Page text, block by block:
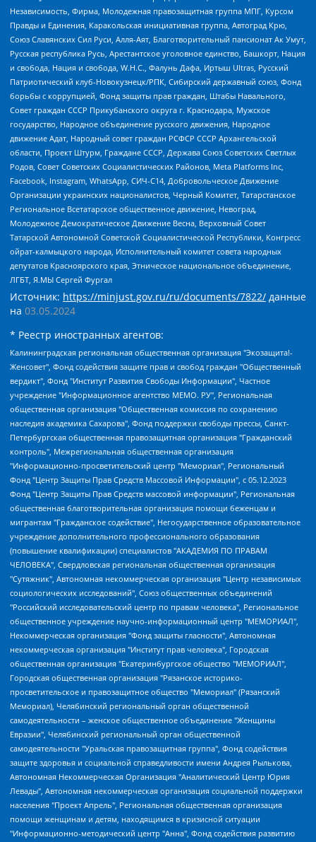
Независимость, Фирма, Молодежная правозащитная группа МПГ, Курсом
Правды и Единения, Каракольская инициативная группа, Автоград Крю,
Союз Славянских Сил Руси, Алля-Аят, Благотворительный пансионат Ак Умут,
Русская республика Русь, Арестантское уголовное единство, Башкорт, Нация
и свобода, Нация и свобода, W.H.С., Фалунь Дафа, Иртыш Ultras, Русский
Патриотический клуб-Новокузнецк/РПК, Сибирский державный союз, Фонд
борьбы с коррупцией, Фонд защиты прав граждан, Штабы Навального,
Совет граждан СССР Прикубанского округа г. Краснодара, Мужское
государство, Народное объединение русского движения, Народное
движение Адат, Народный совет граждан РСФСР СССР Архангельской
области, Проект Штурм, Граждане СССР, Держава Союз Советских Светлых
Родов, Совет Советских Социалистических Районов, Meta Platforms Inc,
Facebook, Instagram, WhatsApp, СИЧ-С14, Добровольческое Движение
Организации украинских националистов, Черный Комитет, Татарстанское
Региональное Всетатарское общественное движение, Невоград,
Молодежное Демократическое Движение Весна, Верховный Совет
Татарской Автономной Советской Социалистической Республики, Конгресс
ойрат-калмыцкого народа, Исполнительный комитет совета народных
депутатов Красноярского края, Этническое национальное объединение,
ЛГБТ, Я.МЫ Сергей Фургал
Источник: https://minjust.gov.ru/ru/documents/7822/ данные
на 03.05.2024
* Реестр иностранных агентов:
Калининградская региональная общественная организация "Экозащита!-Женсовет", Фонд содействия защите прав и свобод граждан "Общественный вердикт", Фонд "Институт Развития Свободы Информации", Частное учреждение "Информационное агентство МЕМО. РУ", Региональная общественная организация "Общественная комиссия по сохранению наследия академика Сахарова", Фонд поддержки свободы прессы, Санкт-Петербургская общественная правозащитная организация "Гражданский контроль", Межрегиональная общественная организация "Информационно-просветительский центр "Мемориал", Региональный Фонд "Центр Защиты Прав Средств Массовой Информации", с 05.12.2023 Фонд "Центр Защиты Прав Средств массовой информации", Региональная общественная благотворительная организация помощи беженцам и мигрантам "Гражданское содействие", Негосударственное образовательное учреждение дополнительного профессионального образования (повышение квалификации) специалистов "АКАДЕМИЯ ПО ПРАВАМ ЧЕЛОВЕКА", Свердловская региональная общественная организация "Сутяжник", Автономная некоммерческая организация "Центр независимых социологических исследований", Союз общественных объединений "Российский исследовательский центр по правам человека", Региональное общественное учреждение научно-информационный центр "МЕМОРИАЛ", Некоммерческая организация "Фонд защиты гласности", Автономная некоммерческая организация "Институт прав человека", Городская общественная организация "Екатеринбургское общество "МЕМОРИАЛ", Городская общественная организация "Рязанское историко-просветительское и правозащитное общество "Мемориал" (Рязанский Мемориал), Челябинский региональный орган общественной самодеятельности – женское общественное объединение "Женщины Евразии", Челябинский региональный орган общественной самодеятельности "Уральская правозащитная группа", Фонд содействия защите здоровья и социальной справедливости имени Андрея Рылькова, Автономная Некоммерческая Организация "Аналитический Центр Юрия Левады", Автономная некоммерческая организация социальной поддержки населения "Проект Апрель", Региональная общественная организация помощи женщинам и детям, находящимся в кризисной ситуации "Информационно-методический центр "Анна", Фонд содействия развитию массовых коммуникаций и правовому просвещению "Так-так-Так", Фонд содействия устойчивому развитию "Серебряная тайга", Свердловский региональный общественный фонд социальных проектов "Новое время", "Idel.Реалии", Кавказ.Реалии, Крым.Реалии, Телеканал Настоящее Время, Татаро-башкирская служба Радио Свобода (Azatliq Radiosi), Радио Свободная Европа/Радио Свобода (PCE/PC), "Сибирь.Реалии", "Фактограф", Благотворительный фонд помощи осужденным и их семьям, Автономная некоммерческая организация "Институт глобализации и социальных движений", Фонд "В защиту прав заключенных", Частное учреждение "Центр поддержки и содействия развитию средств массовой информации", Пензенский региональный общественный благотворительный фонд "Гражданский союз", "Север.Реалии", Некоммерческая организация Фонд "Правовая инициатива", Общество с ограниченной ответственностью "Радио Свободная Европа/Радио Свобода", Чешское информационное агентство "MEDIUM-ORIENT", Красноярская региональная общественная организация "Мы против СПИДа", Камалягин Денис Николаевич, Маркелов Сергей Евгеньевич, Пономарев Лев Александрович, Савицкая Людмила Алексеевна, Автономная некоммерческая организация "Центр по работе с проблемой насилия "НАСИЛИЮ.НЕТ", Межрегиональный профессиональный союз работников здравоохранения "Альянс врачей", Юридическое лицо, зарегистрированное в Латвийской Республике, SIA "Medusa Project" (регистрационный номер 40103797863, дата регистрации 10.06.2014), Некоммерческая организация "Фонд по борьбе с коррупцией", Автономная некоммерческая организация "Институт права и публичной политики", Баданин Роман Сергеевич, Гликин Максим Александрович, Железнова Мария Михайловна, Лукьянова Юлия Сергеевна, Маетная Елизавета Витальевна, Маняхин Петр Борисович, Чуракова Ольга Владимировна, Ярош Юлия Петровна, Юридическое лицо "The Insider SIA", зарегистрированное в Риге, Латвийская Республика (дата регистрации 26.06.2015), являющееся администратором доменного имени интернет-издания "The Insider SIA", https://theins.ru, Постернак Алексей Евгеньевич, Рубин Михаил Аркадьевич, Анин Роман Александрович, Юридическое лицо Istories fonds, зарегистрированное в Латвийской Республике (регистрационный номер 50008295751, дата регистрации 24.02.2020), Великовский Дмитрий Александрович, Долинина Ирина Николаевна, Мароховская Алеся Алексеевна, Шлейнов Роман Юрьевич, Шмагун Олеся Валентиновна, Общество с ограниченной ответственностью "Альтаир 2021", Общество с ограниченной ответственностью "Вега 2021", Общество с ограниченной ответственностью "Главный редактор 2021", Общество с ограниченной ответственностью "Ромашки монолит", Важенков Артем Валерьевич, Ивановская областная общественная организация "Центр гендерных исследований", Гурман Юрий Альбертович, Медиапроект "ОВД-Инфо", Егоров Владимир Владимирович, Жилинский Владимир Александрович, Общество с ограниченной ответственностью "ЗП", Иванова София Юрьевна, Карезина Инна Павловна, Кильтау Екатерина Викторовна, Петров Алексей Викторович, Пискунов Сергей Евгеньевич, Смирнов Сергей Сергеевич, Тихонов Михаил Сергеевич, Общество с ограниченной ответственностью "ЖУРНАЛИСТ-ИНОСТРАННЫЙ АГЕНТ", Арапова Галина Юрьевна, Вольтская Татьяна Анатольевна, Американская компания "Mason G.E.S. Anonymous Foundation" (США), являющаяся владельцем интернет-издания https://mnews.world/, Компания "Stichting Bellingcat", зарегистрированная в Нидерландах (дата регистрации 11.07.2018), Захаров Андрей Вячеславович, Клепиковская Екатерина Дмитриевна, Общество с ограниченной ответственностью "МЕМО", Перл Роман Александрович, Симонов Евгений Алексеевич, Соловьева Елена Анатольевна, Сотников Даниил Владимирович, Сурначева Елизавета Дмитриевна, Автономная некоммерческая организация по защите прав человека и информированию населения "Якутия – Наше Мнение", Общество с ограниченной ответственностью "Москоу диджитал медиа", с 26.01.2023 Общество с ограниченной ответственностью "Чайка Белые сады", Ветошкина Валерия Валерьевна, Заговора Максим Александрович, Межрегиональное общественное движение "Российская ЛГБТ - сеть", Оленичев Максим Владимирович, Павлов Иван Юрьевич, Скворцова Елена Сергеевна, Общество с ограниченной ответственностью "Как бы инагент", Кочетков Игорь Викторович, Общество с ограниченной ответственностью "Честные выборы", Еланчик Олег Александрович, Общество с ограниченной ответственностью "Нобелевский призыв", Гималова Регина Эмилевна, Григорьев Андрей Валерьевич, Григорьева Алина Александровна, Ассоциация по содействию защите прав призывников, альтернативнослужащих и военнослужащих "Правозащитная группа "Гражданин.Армия.Право", Хисамова Регина Фаритовна, Автономная некоммерческая организация по реализации социально-правовых программ "Лилит", Дальневосточное общественное движение "Маяк", Санкт-Петербургская ЛГБТ-инициативная группа "Выход", Инициативная группа ЛГБТ+ "Реверс", Алексеев Андрей Викторович, Бекбулатова Таисия Львовна, Беляев Иван Михайлович, Владыкина Елена Сергеевна, Гельман Марат Александрович, Никульшина Вероника Юрьевна, Толоконникова Надежда Андреевна, Шендерович Виктор Анатольевич, Общество с ограниченной ответственностью "Данное сообщение", Общество с ограниченной ответственностью Издательский дом "Новая глава", Айнбиндер Александра Александровна, Московский комьюнити-центр для ЛГБТ+инициатив, Благотворительный фонд развития филантропии, Deutsche Welle (Германия, Kurt-Schumacher-Strasse 3, 53113 Bonn), Борзунова Мария Михайловна, Воробьев Виктор Викторович, Голубева Анна Львовна, Константинова Алла Михайловна, Малкова Ирина Владимировна, Мурадов Мурад Абдулгалимович, Осетинская Елизавета Николаевна, Понасенков Евгений Николаевич, Ганапольский Матвей Юрьевич, Киселев Евгений Алексеевич, Борухович Ирина Григорьевна, Дремин Иван Тимофеевич, Дубровский Дмитрий Викторович, Красноярская региональная общественная организация поддержки и развития альтернативных образовательных технологий и межкультурных коммуникаций "ИНТЕРРА", Маяковская Екатерина Алексеевна, Фейгин Марк Захарович, Филимонов Андрей Викторович, Дзугкоева Регина Николаевна, Доброхотов Роман Александрович, Дудь Юрий Александрович, Елкин Сергей Владимирович, Кругликов Кирилл Игоревич, Сабунаева Мария Леонидовна, Семенов Алексей Владимирович, Шаинян Карен Багратович, Шульман Екатерина Михайловна, Асафьев Артур Валерьевич, Вахштайн Виктор Семенович, Венедиктов Алексей Алексеевич, Лушникова Екатерина Евгеньевна, Волков Леонид Михайлович, Невзоров Александр Глебович, Пархоменко Сергей Борисович, Сироткин Ярослав Николаевич, Кара-Мурза Владимир Владимирович, Баранова Наталья Владимировна, Гозман Леонид Яковлевич, Кагарлицкий Борис Юльевич, Климарев Михаил Валерьевич, Милов Владимир Станиславович, Автономная некоммерческая организация Краснодарский центр современного искусства "Типография", Моргенштерн Алишер Тагирович, Соболь Любовь Эдуардовна, Общество с ограниченной ответственностью "ЛИЗА НОРМ", Каспаров Гарри Кимович, Ходорковский Михаил Борисович, Общество с ограниченной ответственностью "Апрельские тезисы", Данилович Ирина Брониславовна, Кашин Олег Владимирович, Петров Николай Владимирович, Пивоваров Алексей Владимирович, Соколов Михаил Владимирович, Цветкова Юлия Владимировна, Чичваркин Евгений Александрович, Комитет против пыток/Команда против пыток, Общество с ограниченной ответственностью "Первый научный", Общество с ограниченной ответственностью "Вертолет и ко", Белоцерковская Вероника Борисовна, Кац Максим Евгеньевич, Лазарева Татьяна Юрьевна, Шаведдинов Руслан Табризович, Яшин Илья Валерьевич, Общество с ограниченной ответственностью "Иноагент ААВ", Алешковский Дмитрий Петрович, Альбац Евгения Марковна, Быков Дмитрий Львович, Галямина Юлия Евгеньевна, Лойко Сергей Леонидович, Мартынов Кирилл Константинович, Медведев Сергей Александрович, Крашенинников Федор Геннадиевич, Гордеева Катерина Вл